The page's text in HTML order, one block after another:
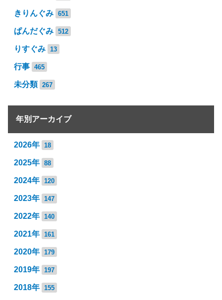
きりんぐみ 651
ぱんだぐみ 512
りすぐみ 13
行事 465
未分類 267
年別アーカイブ
2026年 18
2025年 88
2024年 120
2023年 147
2022年 140
2021年 161
2020年 179
2019年 197
2018年 155